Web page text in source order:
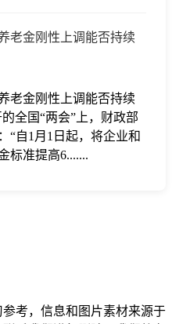
老金刚性上调能否持续
老金刚性上调能否持续
全国“两会”上，财政部
“自1月1日起，将企业和
标准提高6.......
考，信息和图片素材来源于